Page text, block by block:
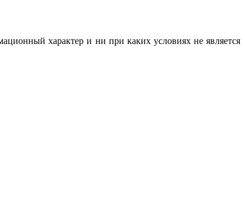
характер и ни при каких условиях не является